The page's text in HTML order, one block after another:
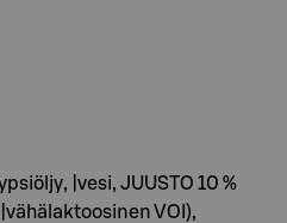
|vesi, JUUSTO 10 %
VOI),